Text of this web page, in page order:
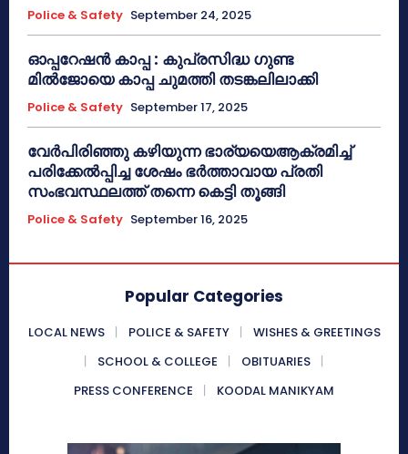
Police & Safety September 24, 2025
ഓപ്പറേഷൻ കാപ്പ : കുപ്രസിദ്ധ ഗുണ്ട
മിൽജോയെ കാപ്പ ചുമത്തി തടങ്കലിലാക്കി
Police & Safety September 17, 2025
വേർപിരിഞ്ഞു കഴിയുന്ന ഭാര്യയെആക്രമിച്ച്
പരിക്കേൽപ്പിച്ച ശേഷം ഭർത്താവായ പ്രതി
സംഭവസ്ഥലത്ത് തന്നെ കെട്ടി തൂങ്ങി
Police & Safety September 16, 2025
Popular Categories
LOCAL NEWS POLICE & SAFETY
WISHES & GREETINGS
SCHOOL & COLLEGE
OBITUARIES
PRESS CONFERENCE
KOODAL MANIKYAM